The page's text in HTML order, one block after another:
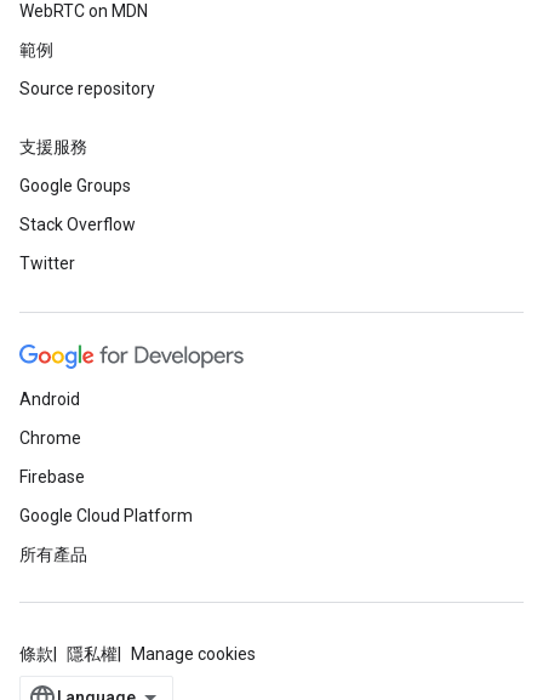
WebRTC on MDN
範例
Source repository
支援服務
Google Groups
Stack Overflow
Twitter
Android
Chrome
Firebase
Google Cloud Platform
所有產品
條款 隱私權 Manage cookies